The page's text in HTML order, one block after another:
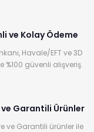
ve Kolay Ödeme
Havale/EFT ve 3D
%100 güvenli alışveriş.
Garantili Ürünler
ve Garantili ürünler ile